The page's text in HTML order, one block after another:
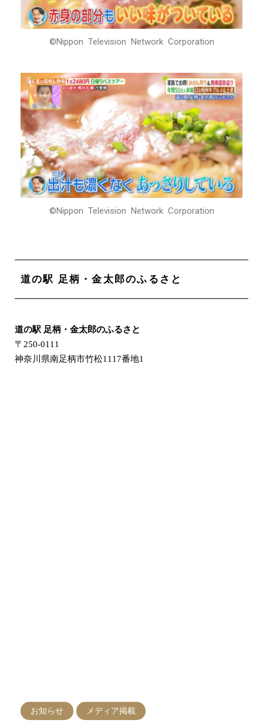
©Nippon Television Network Corporation
©Nippon Television Network Corporation
道の駅 足柄・金太郎のふるさと
道の駅 足柄・金太郎のふるさと
〒250-0111
神奈川県南足柄市竹松1117番地1
お知らせ メディア掲載